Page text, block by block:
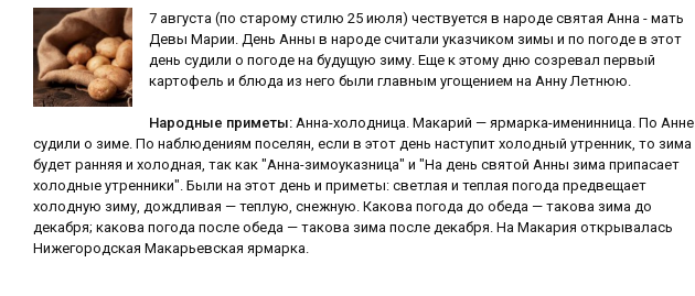
7 августа (по старому стилю 25 июля) чествуется в народе святая Анна - мать
Девы Марии. День Анны в народе считали указчиком зимы и по погоде в этот
день судили о погоде на будущую зиму. Еще к этому дню созревал первый
картофель и блюда из него были главным угощением на Анну Летнюю.
Народные приметы: Анна-холодница. Макарий — ярмарка-именинница. По Анне
судили о зиме. По наблюдениям поселян, если в этот день наступит холодный утренник, то зима
будет ранняя и холодная, так как "Анна-зимоуказница" и "На день святой Анны зима припасает
холодные утренники". Были на этот день и приметы: светлая и теплая погода предвещает
холодную зиму, дождливая — теплую, снежную. Какова погода до обеда — такова зима до
декабря; какова погода после обеда — такова зима после декабря. На Макария открывалась
Нижегородская Макарьевская ярмарка.